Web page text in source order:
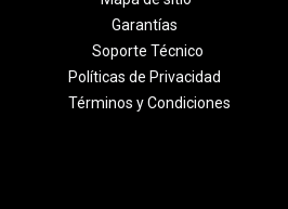
Garantías
Soporte Técnico
Políticas de Privacidad
Términos y Condiciones